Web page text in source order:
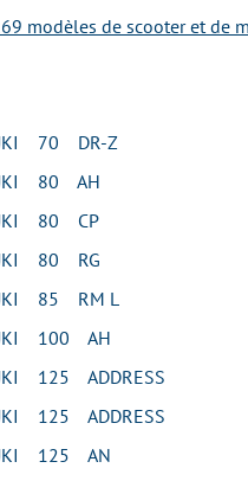
modèles de scooter et de
70 DR-Z
80 AH
80 CP
80 RG
85 RM L
100 AH
125 ADDRESS
125 ADDRESS
125 AN